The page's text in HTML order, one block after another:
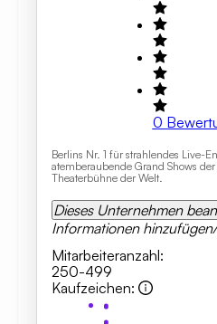
0
Berlins Nr. 1 für strahlendes Live-
atemberaubende Grand Shows
Theaterbühne der Welt.
Dieses Unternehmen
Informationen
Mitarbeiteranzahl:
250-499
Kaufzeichen: